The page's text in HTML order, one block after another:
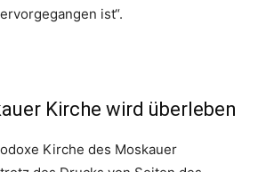
ist“.
Kirche wird überleben
Kirche des Moskauer